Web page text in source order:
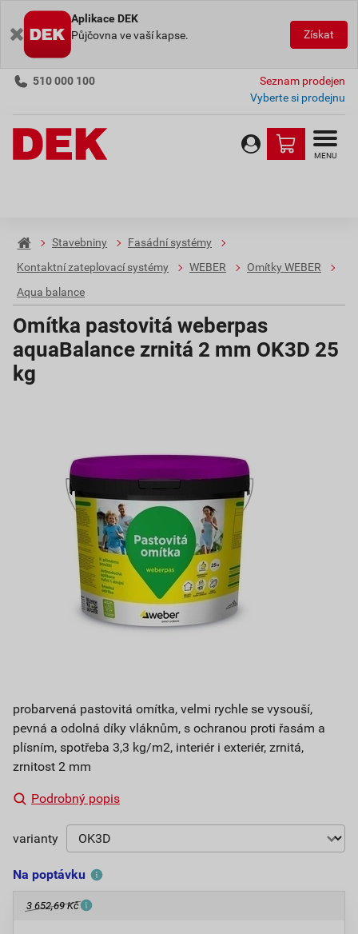
Aplikace DEK
Půjčovna ve vaší kapse.
Získat
510 000 100
Seznam prodejen
Vyberte si prodejnu
MENU
Stavebniny
Fasádní systémy
Kontaktní zateplovací systémy
WEBER
Omítky WEBER
Aqua balance
Omítka pastovitá weberpas
aquaBalance zrnitá 2 mm OK3D 25
kg
probarvená pastovitá omítka, velmi rychle se vysouší,
pevná a odolná díky vláknům, s ochranou proti řasám a
plísním, spotřeba 3,3 kg/m2, interiér i exteriér, zrnitá,
zrnitost 2 mm
Podrobný popis
varianty
Na poptávku
3 652,69 Kč